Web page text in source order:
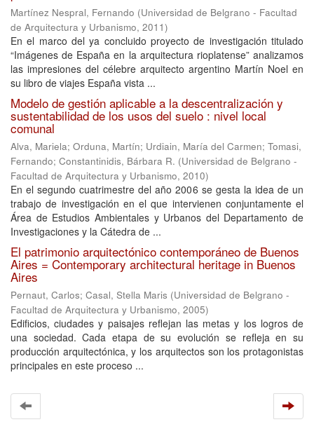
Martínez Nespral, Fernando (Universidad de Belgrano - Facultad
de Arquitectura y Urbanismo, 2011)
En el marco del ya concluido proyecto de investigación titulado
“Imágenes de España en la arquitectura rioplatense” analizamos
las impresiones del célebre arquitecto argentino Martín Noel en
su libro de viajes España vista ...
Modelo de gestión aplicable a la descentralización y
sustentabilidad de los usos del suelo : nivel local
comunal
Alva, Mariela; Orduna, Martín; Urdiain, María del Carmen; Tomasi,
Fernando; Constantinidis, Bárbara R. (Universidad de Belgrano -
Facultad de Arquitectura y Urbanismo, 2010)
En el segundo cuatrimestre del año 2006 se gesta la idea de un
trabajo de investigación en el que intervienen conjuntamente el
Área de Estudios Ambientales y Urbanos del Departamento de
Investigaciones y la Cátedra de ...
El patrimonio arquitectónico contemporáneo de Buenos
Aires = Contemporary architectural heritage in Buenos
Aires
Pernaut, Carlos; Casal, Stella Maris (Universidad de Belgrano -
Facultad de Arquitectura y Urbanismo, 2005)
Edificios, ciudades y paisajes reflejan las metas y los logros de
una sociedad. Cada etapa de su evolución se refleja en su
producción arquitectónica, y los arquitectos son los protagonistas
principales en este proceso ...